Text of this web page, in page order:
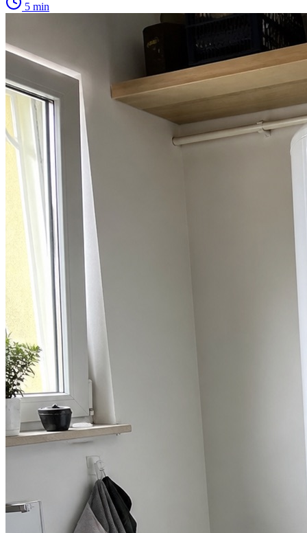
5 min